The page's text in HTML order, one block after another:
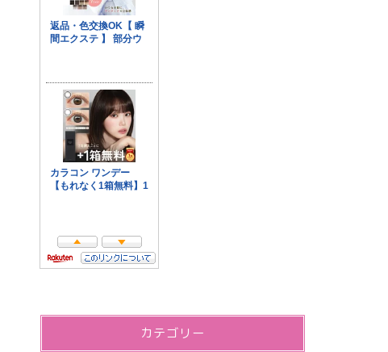
カテゴリー